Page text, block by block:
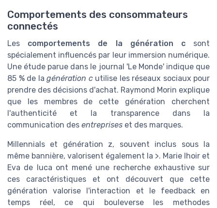
Comportements des consommateurs
connectés
Les comportements de la génération csont
spécialement influencés par leur immersion numérique.
Une étude parue dans le journal 'Le Monde' indique que
85 % de la génération cutilise les réseaux sociaux pour
prendre des décisions d'achat. Raymond Morin explique
que les membres de cette génération cherchent
l'authenticité et la transparence dans la
communication des entreprises et des marques.
Millennials et génération z, souvent inclus sous la
même bannière, valorisent également la >. Marie lhoir et
Eva de luca ont mené une recherche exhaustive sur
ces caractéristiques et ont découvert que cette
génération valorise l'interaction et le feedback en
temps réel, ce qui bouleverse les methodes